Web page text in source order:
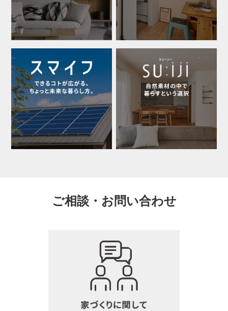
ご相談・お問い合わせ